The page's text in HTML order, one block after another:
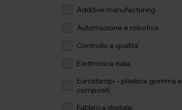
Additive manufacturing
Automazione e robotica
Controllo e qualita'
Elettronica italia
Eurostampi - plastica, gomma e
compositi
Fabbrica digitale